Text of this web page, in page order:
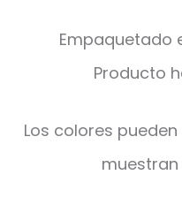
Empaquetado
Producto
Los colores